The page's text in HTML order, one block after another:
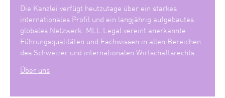
Die Kanzlei verfügt heutzutage über ein starkes
internationales Profil und ein langjährig aufgebautes
globales Netzwerk. MLL Legal vereint anerkannte
Führungsqualitäten und Fachwissen in allen Bereichen
des Schweizer und internationalen Wirtschaftsrechts.
Über uns